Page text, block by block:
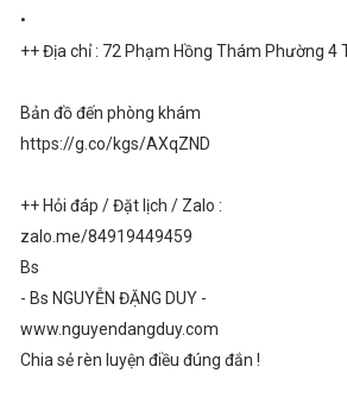
•
++ Địa chỉ : 72 Phạm Hồng Thám Phường 4
Bản đồ đến phòng khám
https://g.co/kgs/AXqZND
++ Hỏi đáp / Đặt lịch / Zalo :
zalo.me/84919449459
Bs
- Bs NGUYỄN ĐẶNG DUY -
www.nguyendangduy.com
Chia sẻ rèn luyện điều đúng đắn !